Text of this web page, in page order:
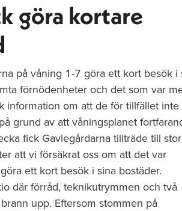
göra kortare
på våning 1-7 göra ett kort besök i
förnödenheter och det som var
information om att de för tillfället inte
grund av att våningsplanet
fick Gavlegårdarna tillträde till
att vi försäkrat oss om att det var
ett kort besök i sina bostäder.
där förråd, teknikutrymmen och två
upp. Eftersom stommen på